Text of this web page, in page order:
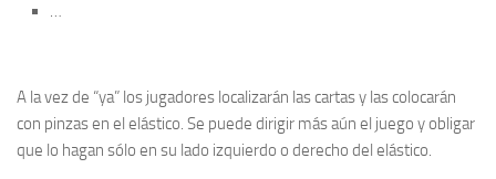
A la vez de “ya” los jugadores localizarán las cartas y las colocarán
con pinzas en el elástico. Se puede dirigir más aún el juego y obligar
que lo hagan sólo en su lado izquierdo o derecho del elástico.